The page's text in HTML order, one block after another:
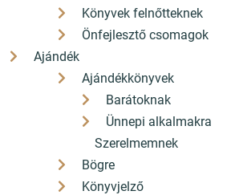
Könyvek felnőtteknek
Önfejlesztő csomagok
Ajándék
Ajándékkönyvek
Barátoknak
Ünnepi alkalmakra
Szerelmemnek
Bögre
Könyvjelző
Kedvencek
+36 26 330 308
H-P: 9-17 Sz: 9-12
hello[a]konyvbox.hu
2085 Pilisvörösvár Fő út 82.